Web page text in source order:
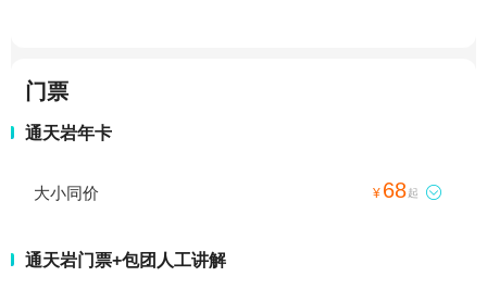
门票
通天岩年卡
大小同价 ¥ 68起 
通天岩门票+包团人工讲解